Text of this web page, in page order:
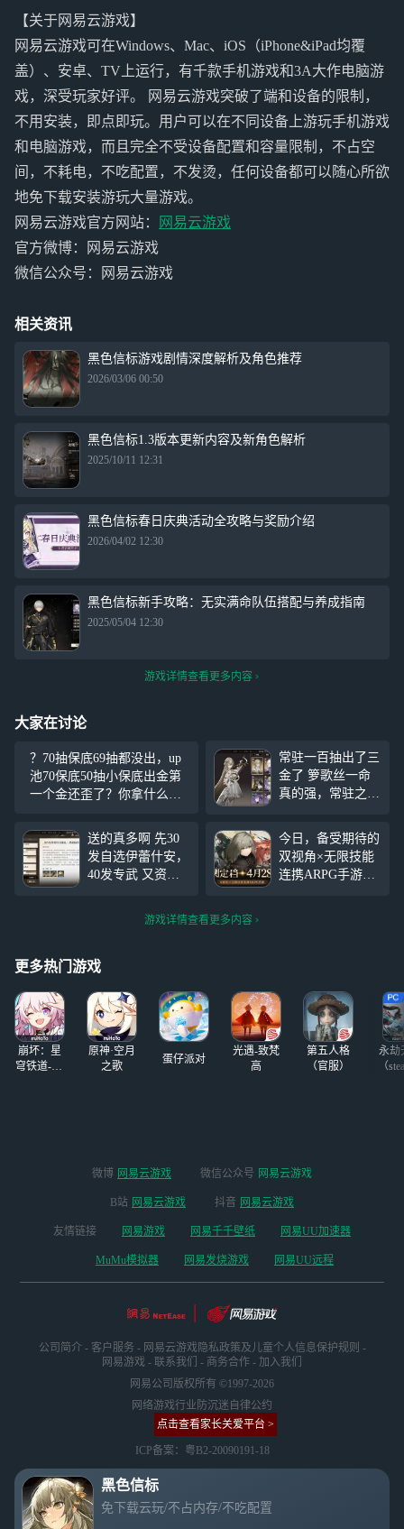
【关于网易云游戏】
网易云游戏可在Windows、Mac、iOS（iPhone&iPad均覆
盖）、安卓、TV上运行，有千款手机游戏和3A大作电脑游
戏，深受玩家好评。 网易云游戏突破了端和设备的限制，
不用安装，即点即玩。用户可以在不同设备上游玩手机游戏
和电脑游戏，而且完全不受设备配置和容量限制，不占空
间，不耗电，不吃配置，不发烫，任何设备都可以随心所欲
地免下载安装游玩大量游戏。
网易云游戏官方网站：
网易云游戏
官方微博：网易云游戏
微信公众号：网易云游戏
黑色信标
免下载云玩/不占内存/不吃配置
相关资讯
黑色信标游戏剧情深度解析及角色推荐
2026/03/06 00:50
黑色信标1.3版本更新内容及新角色解析
2025/10/11 12:31
黑色信标春日庆典活动全攻略与奖励介绍
2026/04/02 12:30
黑色信标新手攻略：无实满命队伍搭配与养成指南
2025/05/04 12:30
游戏详情查看更多内容
大家在讨论
？70抽保底69抽都没出，up
池70保底50抽小保底出金第
一个金还歪了？你拿什么留
玩四关连大厅都没看清楚？
你这么黑我玩什么啊？一点
想玩下去心都没有了，可以
说我自己黑，但是我不接
常驻一百抽出了三
金了 箩歌丝一命
真的强，常驻之光
手了 直接等5.14更
新（超级补偿
爽!）
送的真多啊 先30
发自选伊蕾什安，
40发专武 又资源
10发专武 武器50
保底又不歪就是爽
不来...
今日，备受期待的
双视角×无限技能
连携ARPG手游
易云游戏免下载轻
松在线畅玩《黑色
信标》！ 你可以
通过网易云游戏轻
松体验《黑色信
（安卓和iOS）、P
C（网页及客户
的体验，兼容Mac
和Windows操作系
吧！
游戏详情查看更多内容
更多热门游戏
崩坏：星
穹铁道-4.4
原神·空月
之歌
蛋仔派对
光遇-致梵
高
第五人格
（官服）
永劫
（
微博 网易云游戏 微信公众号 网易云游戏
B站 网易云游戏 抖音 网易云游戏
友情链接 网易游戏 网易千千壁纸 网易UU加速器
MuMu模拟器 网易发烧游戏 网易UU远程
公司简介 - 客户服务 - 网易云游戏隐私政策及儿童个人信息保护规则 -
网易游戏 - 联系我们 - 商务合作 - 加入我们
网易公司版权所有 ©1997-2026
网络游戏行业防沉迷自律公约
点击查看家长关爱平台 >
ICP备案：粤B2-20090191-18